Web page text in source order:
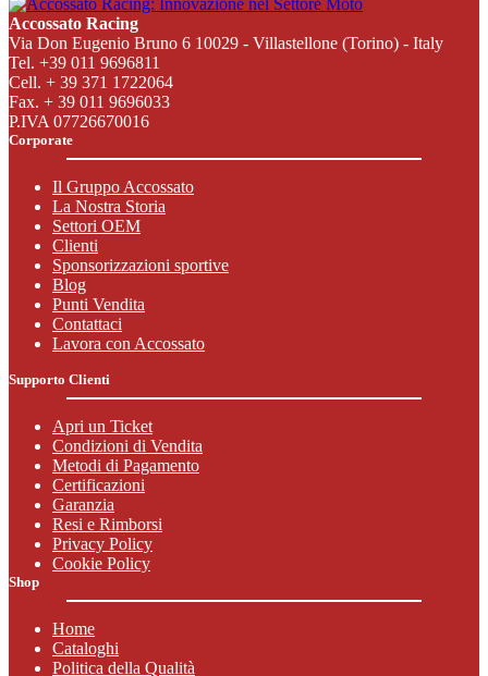
Accossato Racing
Via Don Eugenio Bruno 6 10029 - Villastellone (Torino) - Italy
Tel. +39 011 9696811
Cell. + 39 371 1722064
Fax. + 39 011 9696033
P.IVA 07726670016
Corporate
Il Gruppo Accossato
La Nostra Storia
Settori OEM
Clienti
Sponsorizzazioni sportive
Blog
Punti Vendita
Contattaci
Lavora con Accossato
Supporto Clienti
Apri un Ticket
Condizioni di Vendita
Metodi di Pagamento
Certificazioni
Garanzia
Resi e Rimborsi
Privacy Policy
Cookie Policy
Shop
Home
Cataloghi
Politica della Qualità